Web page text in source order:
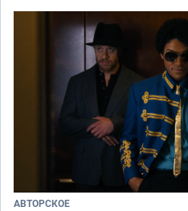
АВТОРСКОЕ